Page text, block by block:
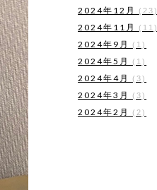
2024年12月 (23)
2024年11月 (11)
2024年9月 (1)
2024年5月 (1)
2024年4月 (3)
2024年3月 (3)
2024年2月 (2)